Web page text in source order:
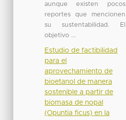
aunque existen pocos
reportes que mencionen
su sustentabilidad. El
objetivo ...
Estudio de factibilidad
para el
aprovechamiento de
bioetanol de manera
sostenible a partir de
biomasa de nopal
(Opuntia ficus) en la